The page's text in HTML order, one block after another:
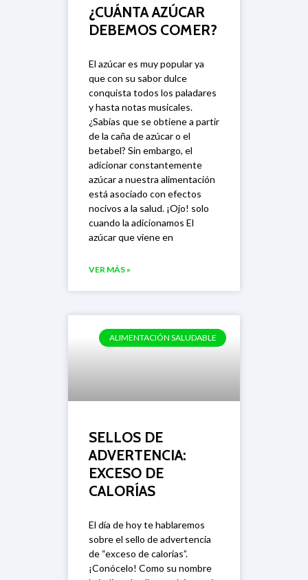
¿CUÁNTA AZÚCAR
DEBEMOS COMER?
El azúcar es muy popular ya
que con su sabor dulce
conquista todos los paladares
y hasta notas musicales.
¿Sabías que se obtiene a partir
de la caña de azúcar o el
betabel? Sin embargo, el
adicionar constantemente
azúcar a nuestra alimentación
está asociado con efectos
nocivos a la salud. ¡Ojo! solo
cuando la adicionamos El
azúcar que viene en
VER MÁS »
ALIMENTACIÓN SALUDABLE
SELLOS DE
ADVERTENCIA:
EXCESO DE
CALORÍAS
El día de hoy te hablaremos
sobre el sello de advertencia
de “exceso de calorías”.
¡Conócelo! Como su nombre